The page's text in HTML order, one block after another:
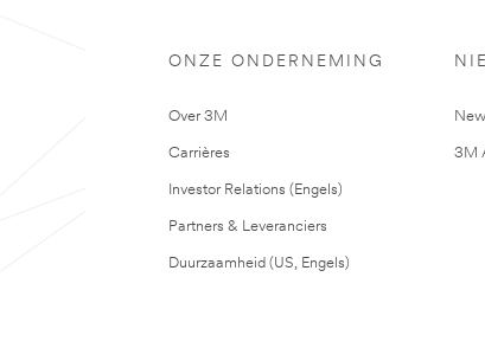
ONZE ONDERNEMING
Over 3M
Carrières
Investor Relations (Engels)
Partners & Leveranciers
Duurzaamheid (US, Engels)
3M